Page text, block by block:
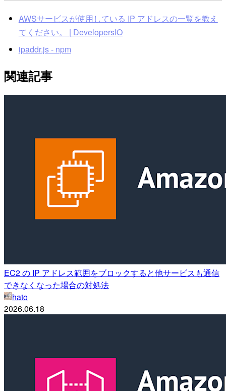
AWSサービスが使用している IP アドレスの一覧を教え
てください。 | DevelopersIO
ipaddr.js - npm
関連記事
EC2 の IP アドレス範囲をブロックすると他サービスも通信
できなくなった場合の対処法
hato
2026.06.18